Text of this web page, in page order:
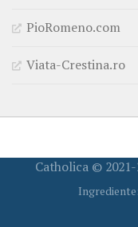
PioRomeno.com
Viata-Crestina.ro
Catholica ©
Ingrediente: